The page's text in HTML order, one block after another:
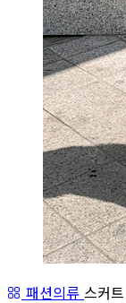
패션의류 스커트